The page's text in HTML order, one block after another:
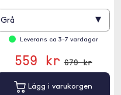
Grå ▾
Leverans ca 3-7 vardagar
559 kr 679 kr
Lägg i varukorgen